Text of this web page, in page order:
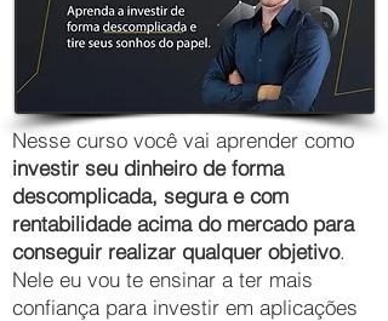
Nesse curso você vai aprender como
investir seu dinheiro de forma
descomplicada, segura e com
rentabilidade acima do mercado para
conseguir realizar qualquer objetivo.
Nele eu vou te ensinar a ter mais
confiança para investir em aplicações